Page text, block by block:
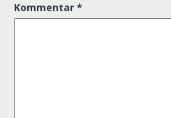
Kommentar *